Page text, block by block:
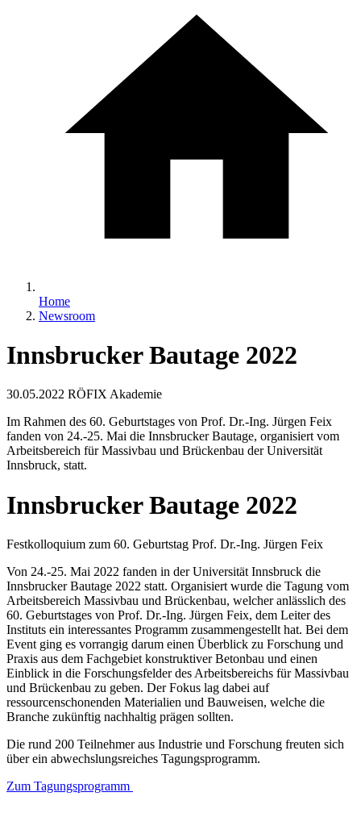
Home
Newsroom
Innsbrucker Bautage 2022
30.05.2022 RÖFIX Akademie
Im Rahmen des 60. Geburtstages von Prof. Dr.-Ing. Jürgen Feix
fanden von 24.-25. Mai die Innsbrucker Bautage, organisiert vom
Arbeitsbereich für Massivbau und Brückenbau der Universität
Innsbruck, statt.
Innsbrucker Bautage 2022
Festkolloquium zum 60. Geburtstag Prof. Dr.‐Ing. Jürgen Feix
Von 24.-25. Mai 2022 fanden in der Universität Innsbruck die
Innsbrucker Bautage 2022 statt. Organisiert wurde die Tagung vom
Arbeitsbereich Massivbau und Brückenbau, welcher anlässlich des
60. Geburtstages von Prof. Dr.-Ing. Jürgen Feix, dem Leiter des
Instituts ein interessantes Programm zusammengestellt hat. Bei dem
Event ging es vorrangig darum einen Überblick zu Forschung und
Praxis aus dem Fachgebiet konstruktiver Betonbau und einen
Einblick in die Forschungsfelder des Arbeitsbereichs für Massivbau
und Brückenbau zu geben. Der Fokus lag dabei auf
ressourcenschonenden Materialien und Bauweisen, welche die
Branche zukünftig nachhaltig prägen sollten.
Die rund 200 Teilnehmer aus Industrie und Forschung freuten sich
über ein abwechslungsreiches Tagungsprogramm.
Zum Tagungsprogramm